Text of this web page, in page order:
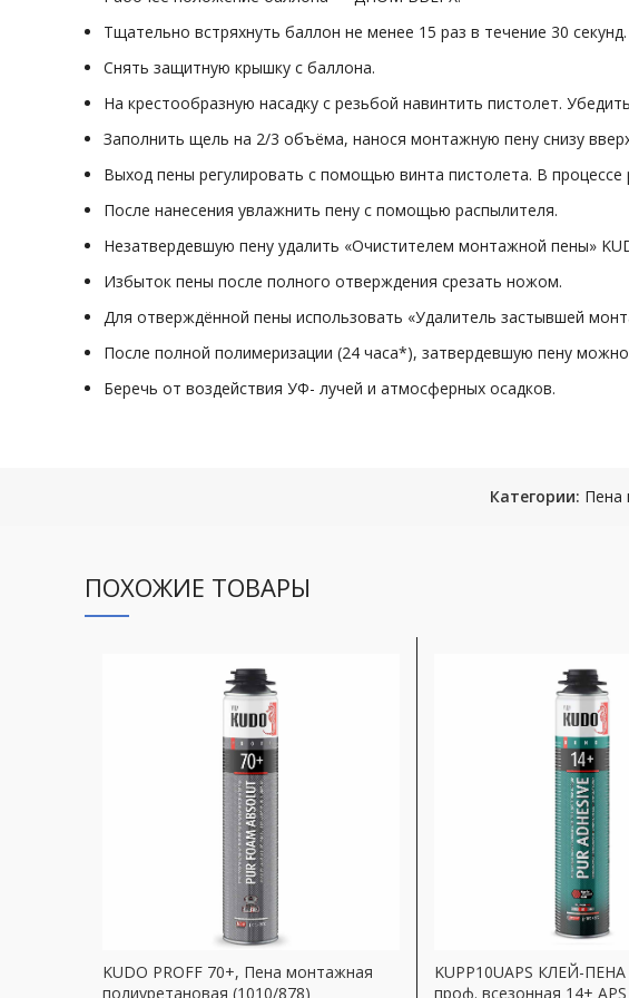
Тщательно встряхнуть баллон не менее 15 раз в течение 30 секунд.
Снять защитную крышку с баллона.
На крестообразную насадку с резьбой навинтить пистолет.
Заполнить щель на 2/3 объёма, нанося монтажную пену снизу
Выход пены регулировать с помощью винта пистолета. В процессе
После нанесения увлажнить пену с помощью распылителя.
Незатвердевшую пену удалить «Очистителем монтажной пены»
Избыток пены после полного отверждения срезать ножом.
Для отверждённой пены использовать «Удалитель застывшей
После полной полимеризации (24 часа*), затвердевшую пену
Беречь от воздействия УФ- лучей и атмосферных осадков.
Категории: Пена
ПОХОЖИЕ ТОВАРЫ
KUDO PROFF 70+, Пена монтажная
полиуретановая (1010/878)
KUPP10UAPS КЛЕЙ-ПЕНА
проф. всезонная 14+